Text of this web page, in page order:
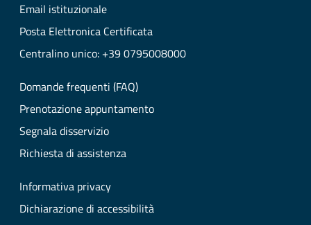
Email istituzionale
Posta Elettronica Certificata
Centralino unico: +39 0795008000
Domande frequenti (FAQ)
Prenotazione appuntamento
Segnala disservizio
Richiesta di assistenza
Informativa privacy
Dichiarazione di accessibilità